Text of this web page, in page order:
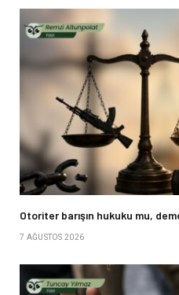
Otoriter barışın hukuku mu,
7 AĞUSTOS 2026